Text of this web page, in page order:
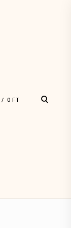
0 FT
open